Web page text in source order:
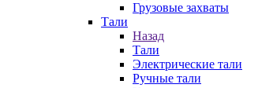
Грузовые захваты
Тали
Назад
Тали
Электрические тали
Ручные тали